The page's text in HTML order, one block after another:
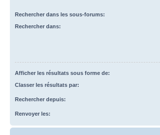
Rechercher dans les sous-forums:
Rechercher dans:
Afficher les résultats sous forme de:
Classer les résultats par:
Rechercher depuis:
Renvoyer les: